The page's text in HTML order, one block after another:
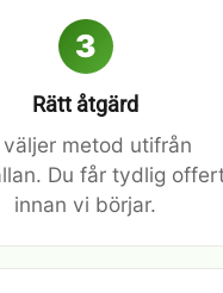
3
Rätt åtgärd
väljer metod utifrån
Du får tydlig
innan vi börjar.